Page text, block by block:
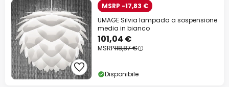
MSRP -17,83 €
UMAGE Silvia lampada a sospensione
media in bianco
101,04 €
MSRP118,87 €
Disponibile